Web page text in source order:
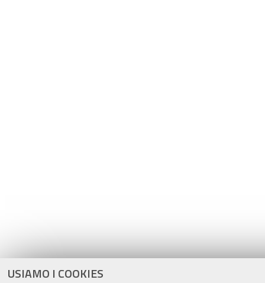
USIAMO I COOKIES